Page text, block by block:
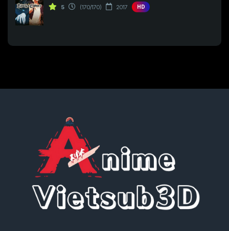
5 (170/170) 2017 HD